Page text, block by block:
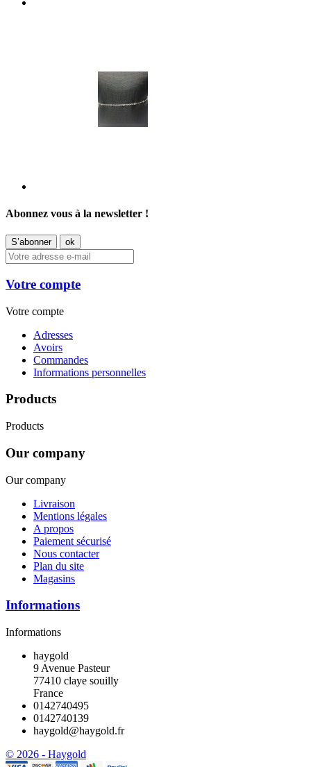
Abonnez vous à la newsletter !
Votre compte
Votre compte
Adresses
Avoirs
Commandes
Informations personnelles
Products
Products
Our company
Our company
Livraison
Mentions légales
A propos
Paiement sécurisé
Nous contacter
Plan du site
Magasins
Informations
Informations
haygold
9 Avenue Pasteur
77410 claye souilly
France
0142740495
0142740139
haygold@haygold.fr
© 2026 - Haygold